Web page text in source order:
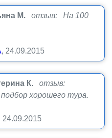
М.
отзыв: На 100
, 24.09.2015
К.
отзыв:
хорошего тура.
24.09.2015